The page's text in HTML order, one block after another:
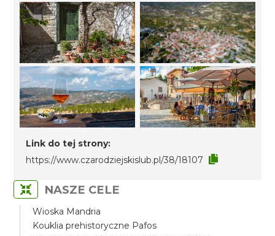
Link do tej strony:
https://www.czarodziejskislub.pl/38/18107
NASZE CELE
Wioska Mandria
Kouklia prehistoryczne Pafos